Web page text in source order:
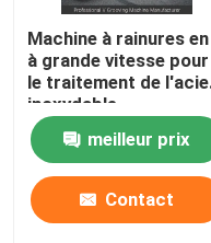
Machine à rainures
à grande vitesse pour
le traitement de
inoxydable
meilleur prix
Contact